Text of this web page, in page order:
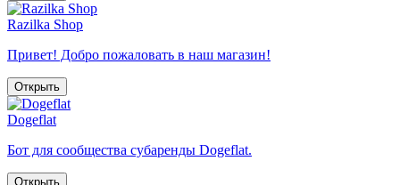
Razilka Shop
Привет! Добро пожаловать в наш магазин!
Открыть
Dogeflat
Бот для сообщества субаренды Dogeflat.
Открыть